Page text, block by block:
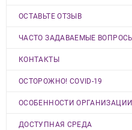
ОСТАВЬТЕ ОТЗЫВ
ЧАСТО ЗАДАВАЕМЫЕ ВОПРОСЫ
КОНТАКТЫ
ОСТОРОЖНО! COVID-19
ОСОБЕННОСТИ
ДОСТУПНАЯ СРЕДА